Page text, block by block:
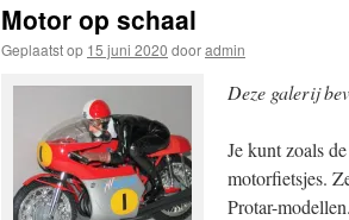
Motor op schaal
Geplaatst op 15 juni 2020 dooradmin
Deze galerij
Je kunt zoals
motorfietsjes.
Protar-modellen.